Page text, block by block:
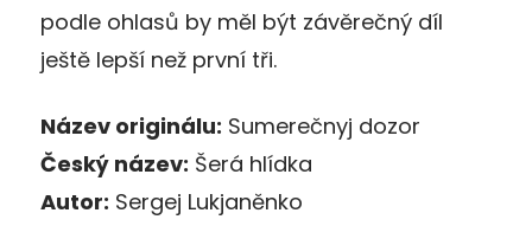
podle ohlasů by měl být závěrečný díl
ještě lepší než první tři.
Název originálu: Sumerečnyj dozor
Český název: Šerá hlídka
Autor: Sergej Lukjaněnko